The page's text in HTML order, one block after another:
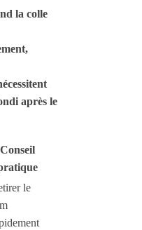
la colle
après le
Conseil
le